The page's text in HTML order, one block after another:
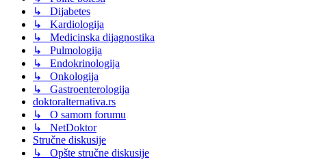
↳ Dijabetes
↳ Kardiologija
↳ Medicinska dijagnostika
↳ Pulmologija
↳ Endokrinologija
↳ Onkologija
↳ Gastroenterologija
doktoralternativa.rs
↳ O samom forumu
↳ NetDoktor
Stručne diskusije
↳ Opšte stručne diskusije